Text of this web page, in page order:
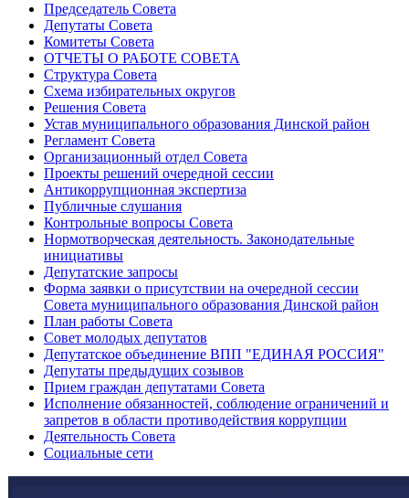
Председатель Совета
Депутаты Совета
Комитеты Совета
ОТЧЕТЫ О РАБОТЕ СОВЕТА
Структура Совета
Схема избирательных округов
Решения Совета
Устав муниципального образования Динской район
Регламент Совета
Организационный отдел Совета
Проекты решений очередной сессии
Антикоррупционная экспертиза
Публичные слушания
Контрольные вопросы Совета
Нормотворческая деятельность. Законодательные
инициативы
Депутатские запросы
Форма заявки о присутствии на очередной сессии
Совета муниципального образования Динской район
План работы Совета
Совет молодых депутатов
Депутатское объединение ВПП "ЕДИНАЯ РОССИЯ"
Депутаты предыдущих созывов
Прием граждан депутатами Совета
Исполнение обязанностей, соблюдение ограничений и
запретов в области противодействия коррупции
Деятельность Совета
Социальные сети